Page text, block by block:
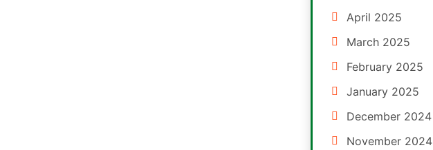
April 2025
March 2025
February 2025
January 2025
December 2024
November 2024